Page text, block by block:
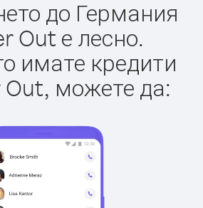
до Германия
Out е лесно.
имате кредити
Out, можете да: